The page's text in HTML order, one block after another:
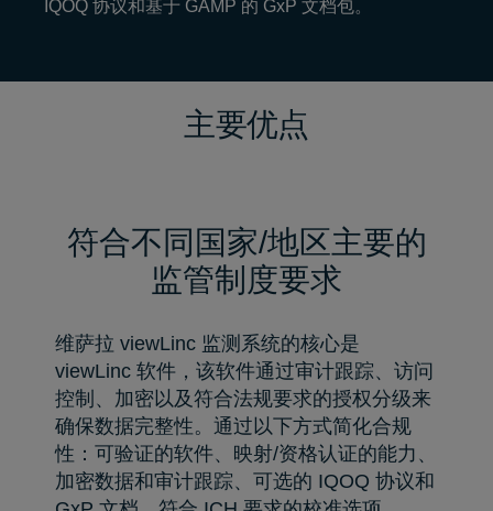
IQOQ 协议和基于 GAMP 的 GxP 文档包。
主要优点
符合不同国家/地区主要的
监管制度要求
维萨拉 viewLinc 监测系统的核心是
viewLinc 软件，该软件通过审计跟踪、访问
控制、加密以及符合法规要求的授权分级来
确保数据完整性。通过以下方式简化合规
性：可验证的软件、映射/资格认证的能力、
加密数据和审计跟踪、可选的 IQOQ 协议和